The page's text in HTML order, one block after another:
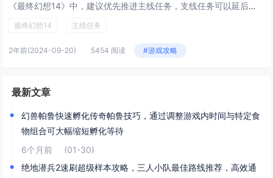
《最终幻想14》中，建议优先推进主线任务，支线任务可以延后完成。集中精力完成主线以快速解锁副本和团队活动，这样能够更早地体验游戏的核心内容和高级玩法，提升角色实力后，再回过头来处理支线任务会更加轻松高效。今天小白来给大家谈谈《最终幻想14》...
最终幻想14 主线任务
2年前(2024-09-20) 5454 阅读 #游戏攻略
最新文章
幻兽帕鲁快速孵化传奇帕鲁技巧，通过调整游戏内时间与特定食
物组合可大幅缩短孵化等待
6个月前
(01-30)
绝地潜兵2速刷超级样本攻略，三人小队最佳路线推荐，高效通